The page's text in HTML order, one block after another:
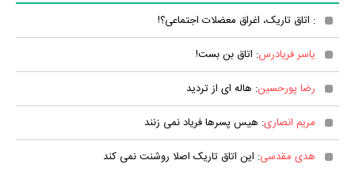
: اتاق تاریک، اغراق معضلات اجتماعی؟!
یاسر فریادرس: اتاق بن بست!
رضا پورحسین: هاله ای از تردید
مریم انصاری: هیس پسرها فریاد نمی زنند
هدی مقدسی: این اتاق تاریک اصلا روشنت نمی کند